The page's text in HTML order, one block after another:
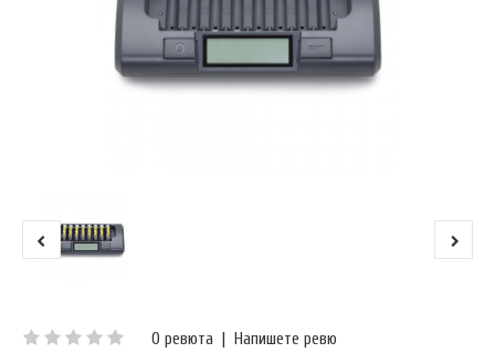
0 ревюта Напишете ревю